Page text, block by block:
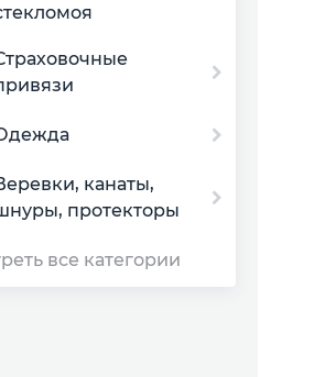
канаты,
протекторы
все категории